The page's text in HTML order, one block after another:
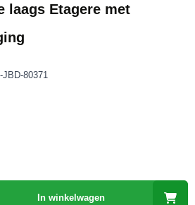
laags Etagere met
80371
In winkelwagen